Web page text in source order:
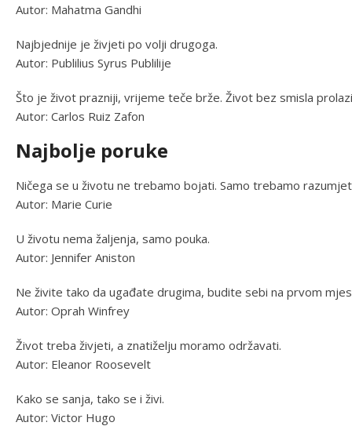
Autor: Mahatma Gandhi
Najbjednije je živjeti po volji drugoga.
Autor: Publilius Syrus Publilije
Što je život prazniji, vrijeme teče brže. Život bez smisla
Autor: Carlos Ruiz Zafon
Najbolje poruke
Ničega se u životu ne trebamo bojati. Samo trebamo
Autor: Marie Curie
U životu nema žaljenja, samo pouka.
Autor: Jennifer Aniston
Ne živite tako da ugađate drugima, budite sebi na prvom
Autor: Oprah Winfrey
Život treba živjeti, a znatiželju moramo održavati.
Autor: Eleanor Roosevelt
Kako se sanja, tako se i živi.
Autor: Victor Hugo